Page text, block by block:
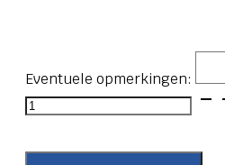
Eventuele opmerkingen:
Aluminium
platstaf
T6